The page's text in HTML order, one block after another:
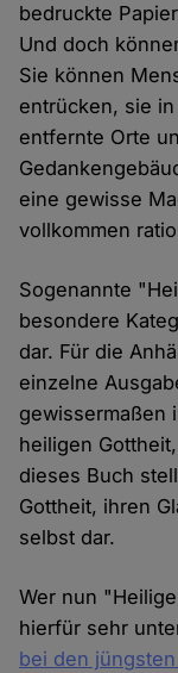
bedruckte
Und doch
Sie können
entrücken, sie
entfernte Orte
eine gewisse
vollkommen
Sogenannte
besondere
dar. Für die
einzelne
gewissermaßen
heiligen
dieses Buch
Gottheit, ihren
selbst dar.
Wer nun
hierfür sehr
bei den